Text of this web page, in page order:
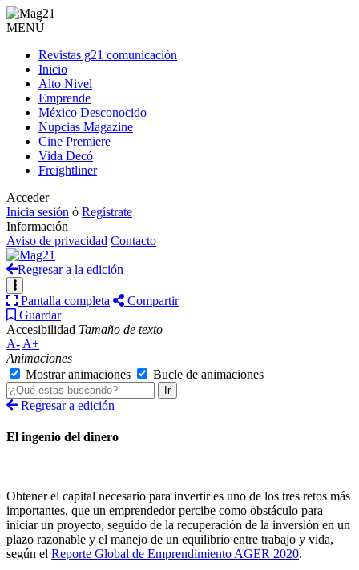
MENÚ
Revistas g21 comunicación
Inicio
Alto Nivel
Emprende
México Desconocido
Nupcias Magazine
Cine Premiere
Vida Decó
Freightliner
Acceder
Inicia sesión ó Regístrate
Información
Aviso de privacidad Contacto
Regresar a la edición
Pantalla completa
Compartir
Guardar
Accesibilidad Tamaño de texto
A- A+
Animaciones
Mostrar animaciones
Bucle de animaciones
Ir
Regresar a edición
El ingenio del dinero
Obtener el capital necesario para invertir es uno de los tres retos más
importantes, que un emprendedor percibe como obstáculo para
iniciar un proyecto, seguido de la recuperación de la inversión en un
plazo razonable y el manejo de un equilibrio entre trabajo y vida,
según el Reporte Global de Emprendimiento AGER 2020.